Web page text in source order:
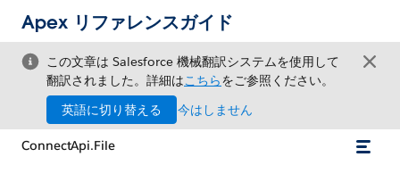
Apex リファレンスガイド
この文章は Salesforce 機械翻訳システムを使用して
翻訳されました。詳細はこちらをご参照ください。
英語に切り替える
今はしません
ConnectApi.File